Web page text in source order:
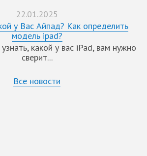
22.01.2025
у Вас Айпад? Как определить
модель ipad?
какой у вас iPad, вам нужно
сверит...
Все новости